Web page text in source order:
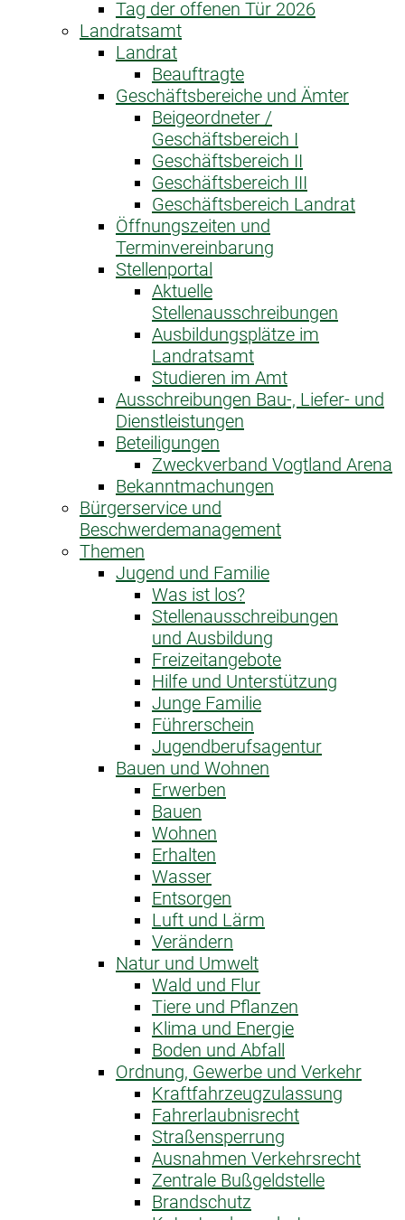
Tag der offenen Tür 2026
Landratsamt
Landrat
Beauftragte
Geschäftsbereiche und Ämter
Beigeordneter /
Geschäftsbereich I
Geschäftsbereich II
Geschäftsbereich III
Geschäftsbereich Landrat
Öffnungszeiten und
Terminvereinbarung
Stellenportal
Aktuelle
Stellenausschreibungen
Ausbildungsplätze im
Landratsamt
Studieren im Amt
Ausschreibungen Bau-, Liefer- und
Dienstleistungen
Beteiligungen
Zweckverband Vogtland Arena
Bekanntmachungen
Bürgerservice und
Beschwerdemanagement
Themen
Jugend und Familie
Was ist los?
Stellenausschreibungen
und Ausbildung
Freizeitangebote
Hilfe und Unterstützung
Junge Familie
Führerschein
Jugendberufsagentur
Bauen und Wohnen
Erwerben
Bauen
Wohnen
Erhalten
Wasser
Entsorgen
Luft und Lärm
Verändern
Natur und Umwelt
Wald und Flur
Tiere und Pflanzen
Klima und Energie
Boden und Abfall
Ordnung, Gewerbe und Verkehr
Kraftfahrzeug­zulassung
Fahrerlaubnis­recht
Straßensperrung
Ausnahme­n Verkehrsrecht
Zentrale Bußgeldstelle
Brandschutz